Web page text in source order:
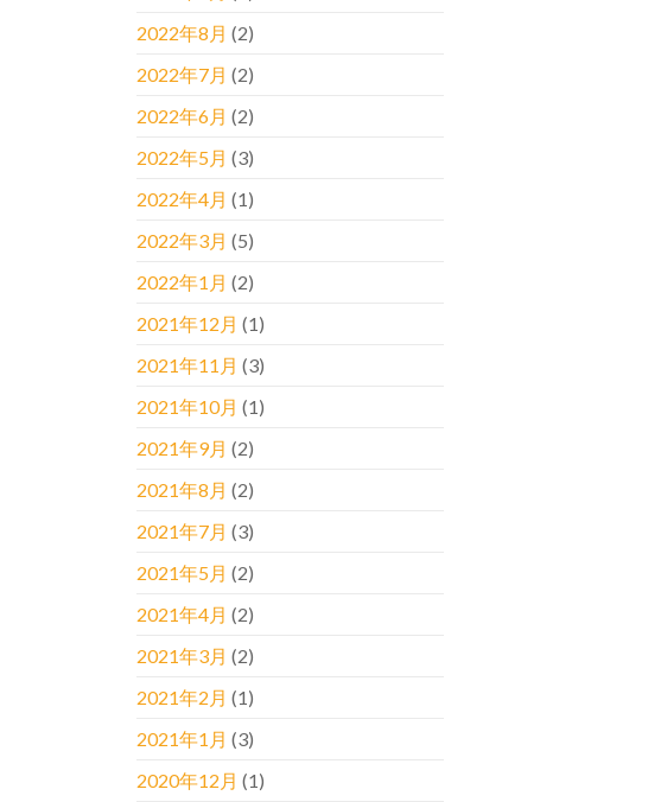
2022年8月 (2)
2022年7月 (2)
2022年6月 (2)
2022年5月 (3)
2022年4月 (1)
2022年3月 (5)
2022年1月 (2)
2021年12月 (1)
2021年11月 (3)
2021年10月 (1)
2021年9月 (2)
2021年8月 (2)
2021年7月 (3)
2021年5月 (2)
2021年4月 (2)
2021年3月 (2)
2021年2月 (1)
2021年1月 (3)
2020年12月 (1)